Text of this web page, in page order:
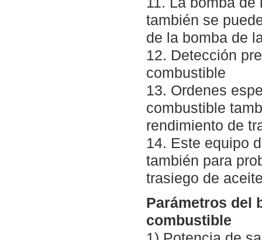
también se
de la bomba de
12. Detección
combustible
13. Ordenes
combustible
rendimiento de
14. Este equipo
también para
trasiego de
Parámetros del
combustible